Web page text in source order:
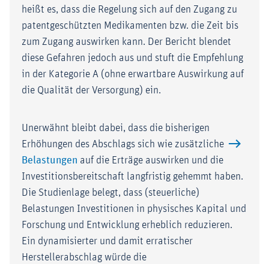
heißt es, dass die Regelung sich auf den Zugang zu
patentgeschützten Medikamenten bzw. die Zeit bis
zum Zugang auswirken kann. Der Bericht blendet
diese Gefahren jedoch aus und stuft die Empfehlung
in der Kategorie A (ohne erwartbare Auswirkung auf
die Qualität der Versorgung) ein.
Unerwähnt bleibt dabei, dass die bisherigen
Erhöhungen des Abschlags sich wie zusätzliche
Belastungen auf die Erträge auswirken und die
Investitionsbereitschaft langfristig gehemmt haben.
Die Studienlage belegt, dass (steuerliche)
Belastungen Investitionen in physisches Kapital und
Forschung und Entwicklung erheblich reduzieren.
Ein dynamisierter und damit erratischer
Herstellerabschlag würde die